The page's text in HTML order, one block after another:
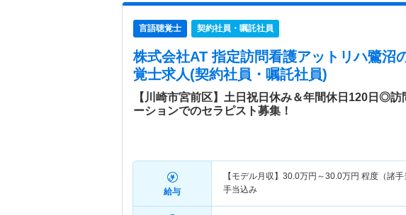
言語聴覚士 契約社員・嘱託社員
株式会社AT 指定訪問看護アットリハ鷺沼
覚士求人(契約社員・嘱託社員)
【川崎市宮前区】土日祝日休み＆年間休日120日◎訪
ーションでのセラピスト募集！
給与
【モデル月収】 30.0万円～30.0万円 程度（諸手
手当込み